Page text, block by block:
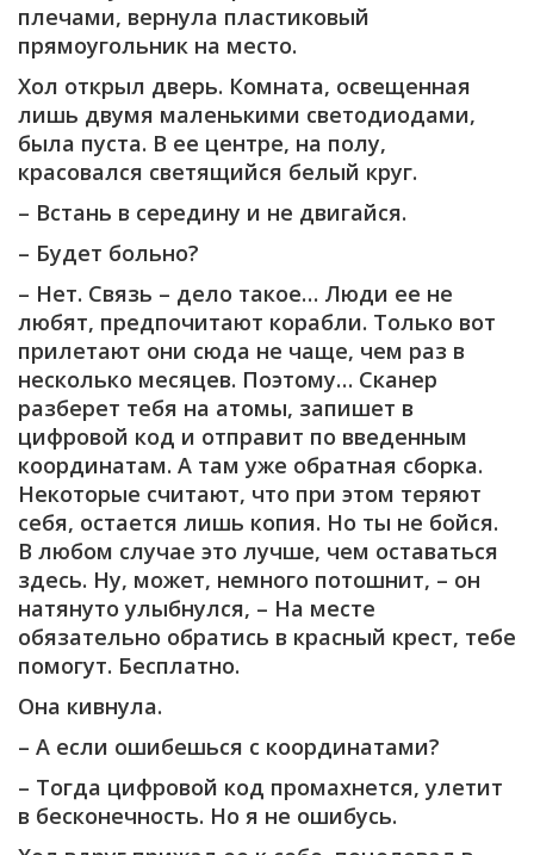
плечами, вернула пластиковый
прямоугольник на место.
Хол открыл дверь. Комната, освещенная
лишь двумя маленькими светодиодами,
была пуста. В ее центре, на полу,
красовался светящийся белый круг.
– Встань в середину и не двигайся.
– Будет больно?
– Нет. Связь – дело такое… Люди ее не
любят, предпочитают корабли. Только вот
прилетают они сюда не чаще, чем раз в
несколько месяцев. Поэтому… Сканер
разберет тебя на атомы, запишет в
цифровой код и отправит по введенным
координатам. А там уже обратная сборка.
Некоторые считают, что при этом теряют
себя, остается лишь копия. Но ты не бойся.
В любом случае это лучше, чем оставаться
здесь. Ну, может, немного потошнит, – он
натянуто улыбнулся, – На месте
обязательно обратись в красный крест, тебе
помогут. Бесплатно.
Она кивнула.
– А если ошибешься с координатами?
– Тогда цифровой код промахнется, улетит
в бесконечность. Но я не ошибусь.